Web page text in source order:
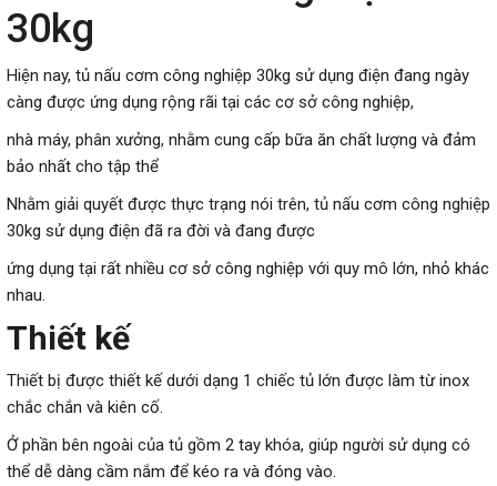
30kg
Hiện nay, tủ nấu cơm công nghiệp 30kg sử dụng điện đang ngày
càng được ứng dụng rộng rãi tại các cơ sở công nghiệp,
nhà máy, phân xưởng, nhằm cung cấp bữa ăn chất lượng và đảm
bảo nhất cho tập thể
Nhằm giải quyết được thực trạng nói trên, tủ nấu cơm công nghiệp
30kg sử dụng điện đã ra đời và đang được
ứng dụng tại rất nhiều cơ sở công nghiệp với quy mô lớn, nhỏ khác
nhau.
Thiết kế
Thiết bị được thiết kế dưới dạng 1 chiếc tủ lớn được làm từ inox
chắc chắn và kiên cố.
Ở phần bên ngoài của tủ gồm 2 tay khóa, giúp người sử dụng có
thể dễ dàng cầm nắm để kéo ra và đóng vào.